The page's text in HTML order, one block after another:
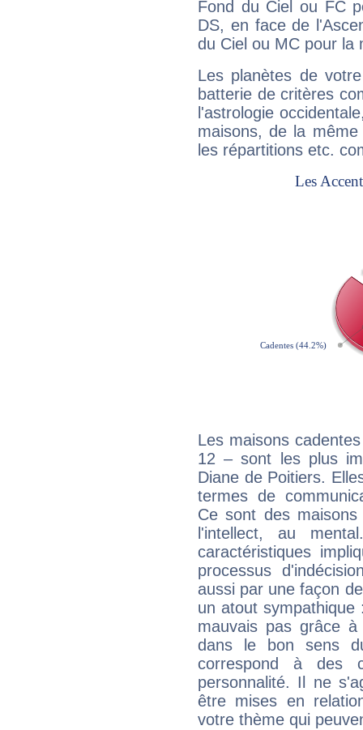
Fond du Ciel ou FC
DS, en face de
du Ciel ou MC pour la
Les planètes de
batterie de critères
l'astrologie
maisons, de la
les répartitions etc.
Les maisons
12 – sont les plus
Diane de Poitiers.
termes de
Ce sont des
l'intellect, au
caractéristiques
processus
aussi par une façon
un atout
mauvais pas grâce
dans le bon sens
correspond à des
personnalité. Il ne
être mises en
votre thème qui